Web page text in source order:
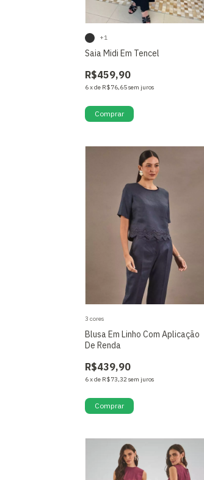
Saia Midi Em Tencel
R$459,90
6xde R$76,65sem juros
+1
Comprar
Blusa Em Linho Com Aplicação
De Renda
R$439,90
6xde R$73,32sem juros
3 cores
Comprar